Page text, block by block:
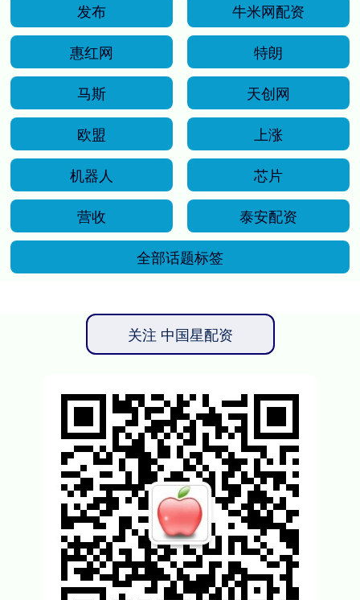
发布
牛米网配资
惠红网
特朗
马斯
天创网
欧盟
上涨
机器人
芯片
营收
泰安配资
全部话题标签
关注 中国星配资